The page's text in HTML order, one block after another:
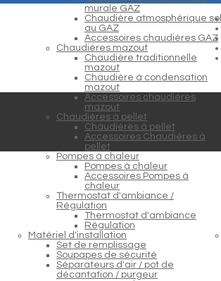
murale GAZ
Chaudière atmosphérique sol
au GAZ
Accessoires chaudières GAZ
Chaudières mazout
Chaudière traditionnelle
mazout
Chaudière à condensation
mazout
Accessoires chaudières
mazout
Chaudières à pellet
Chaudières à pellet
Accessoires Chaudières à
pellet
Pompes à chaleur
Pompes à chaleur
Accessoires Pompes à
chaleur
Thermostat d'ambiance /
Régulation
Thermostat d'ambiance
Régulation
Matériel d'installation
Set de remplissage
Soupapes de sécurité
Séparateurs d'air / pot de
décantation / purgeur